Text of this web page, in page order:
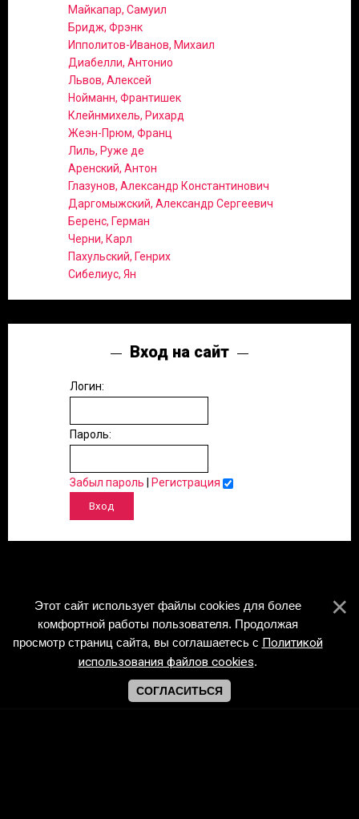
Майкапар, Самуил
Бридж, Фрэнк
Ипполитов-Иванов, Михаил
Диабелли, Антонио
Львов, Алексей
Нойманн, Франтишек
Клейнмихель, Рихард
Жеэн-Прюм, Франц
Лиль, Руже де
Аренский, Антон
Глазунов, Александр Константинович
Даргомыжский, Александр Сергеевич
Беренс, Герман
Черни, Карл
Пахульский, Генрих
Сибелиус, Ян
Вход на сайт
Логин:
Пароль:
Забыл пароль Регистрация
Этот сайт использует файлы cookies для более
комфортной работы пользователя. Продолжая
просмотр страниц сайта, вы соглашаетесь с Политикой
использования файлов cookies.
СОГЛАСИТЬСЯ